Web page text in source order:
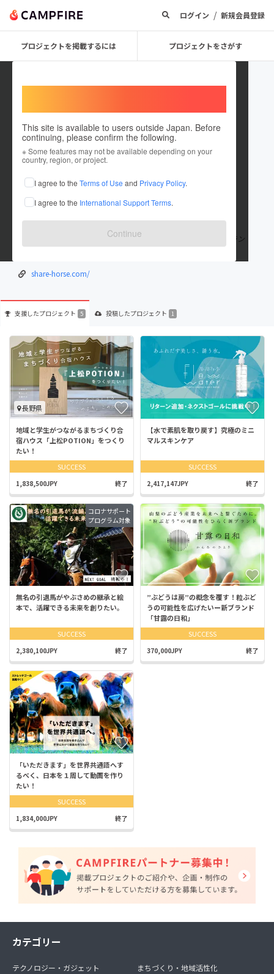
ログイン / 新規会員登録
プロジェクトを掲載するには プロジェクトをさがす
This site is available to users outside Japan. Before
continuing, please confirm the following.
※ Some features may not be available depending on your
country, region, or project.
I agree to the Terms of Use and Privacy Policy.
I agree to the International Support Terms.
Continue
VEN_SHARE_HORSE
これまでに5回支援して1件のプロジェクトを投稿しています
在住国：日本 現在地：兵庫県
出身国：日本 出身地：大阪府
淡路島で馬とのくらしを分かち合う交流牧場「シェアホースアイラン
ド」を運営しています。
share-horse.com/
支援したプロジェクト 5 投稿したプロジェクト 1
長野県
地域と学生がつながるまちづくり合
宿ハウス「上松POTION」をつくり
たい！
SUCCESS
1,838,500JPY 終了
【水で素肌を取り戻す】究極のミニ
マルスキンケア
SUCCESS
2,417,147JPY 終了
コロナサポート
プログラム対象
無名の引退馬がやぶさめの継承と絵
本で、活躍できる未来を創りたい。
SUCCESS
2,380,100JPY 終了
”ぶどうは房”の概念を覆す！粒ぶど
うの可能性を広げたいー新ブランド
「甘露の日和」
SUCCESS
370,000JPY 終了
「いただきます」を世界共通語へす
るべく、日本を１周して動画を作り
たい！
SUCCESS
1,834,000JPY 終了
カテゴリー
テクノロジー・ガジェット
まちづくり・地域活性化